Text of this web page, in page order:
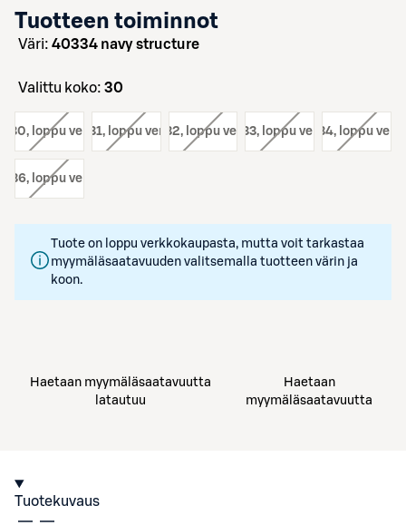
Tuotteen toiminnot
väri: 40334 navy structure
Valittu koko: 30
30, loppu verkosta
koko: 31, loppu verkosta
koko: 32, loppu verkosta
koko: 33, loppu verkosta
koko: 34, loppu
36, loppu verkosta
Tuote on loppu verkkokaupasta, mutta voit tarkastaa
myymäläsaatavuuden valitsemalla tuotteen värin ja
koon.
Haetaan myymäläsaatavuutta
latautuu
Haetaan
myymäläsaatavuutta
Tuotekuvaus